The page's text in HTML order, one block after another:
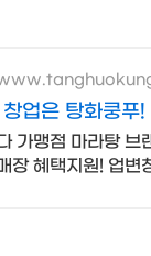
가맹점 마라탕
장 혜택지원! 업변